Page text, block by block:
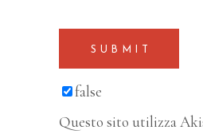
SUBMIT
false
Questo sito utilizza